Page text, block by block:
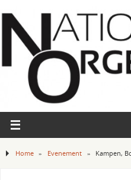
Home » Evenement » Kampen,